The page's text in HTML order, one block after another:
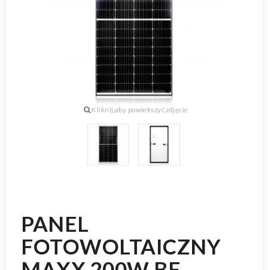
PANEL
FOTOWOLTAICZNY